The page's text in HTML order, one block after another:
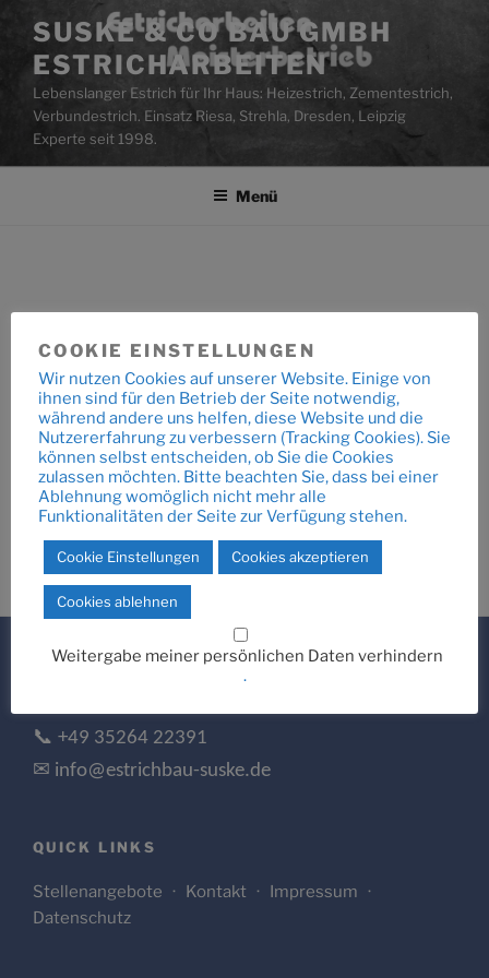
Inhalt
springen
SUSKE & CO BAU GMBH
ESTRICHARBEITEN
Lebenslanger Estrich für Ihr Haus: Heizestrich, Zementestrich,
Verbundestrich. Einsatz Riesa, Strehla, Dresden, Leipzig
Experte seit 1998.
Menü
Beitragsnavigation
Vorheriger
Beitrag
ZURÜCK
Vorheriger Beitrag
📞 +49 35264 22391
✉ info@estrichbau-suske.de
QUICK LINKS
Stellenangebote · Kontakt · Impressum ·
Datenschutz
COOKIE EINSTELLUNGEN
Wir nutzen Cookies auf unserer Website. Einige von
ihnen sind für den Betrieb der Seite notwendig,
während andere uns helfen, diese Website und die
Nutzererfahrung zu verbessern (Tracking Cookies). Sie
können selbst entscheiden, ob Sie die Cookies
zulassen möchten. Bitte beachten Sie, dass bei einer
Ablehnung womöglich nicht mehr alle
Funktionalitäten der Seite zur Verfügung stehen.
Cookie Einstellungen Cookies akzeptieren
Cookies ablehnen
Weitergabe meiner persönlichen Daten verhindern
.